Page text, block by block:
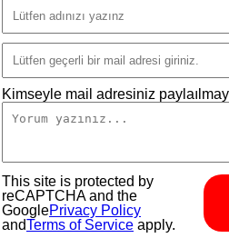
Kimseyle mail adresiniz
This site is protected by
reCAPTCHA and the
GooglePrivacy Policy
andTerms of Service apply.